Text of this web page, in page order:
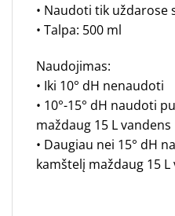
• Naudoti tik uždarose
• Talpa: 500 ml
Naudojimas:
• Iki 10° dH nenaudoti
• 10°-15° dH naudoti
maždaug 15 L vandens
• Daugiau nei 15° dH
kamštelį maždaug 15 L